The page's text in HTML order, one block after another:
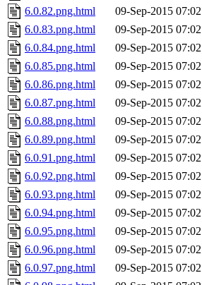
6.0.82.png.html
09-Sep-2015 07:02
6.0.83.png.html
09-Sep-2015 07:02
6.0.84.png.html
09-Sep-2015 07:02
6.0.85.png.html
09-Sep-2015 07:02
6.0.86.png.html
09-Sep-2015 07:02
6.0.87.png.html
09-Sep-2015 07:02
6.0.88.png.html
09-Sep-2015 07:02
6.0.89.png.html
09-Sep-2015 07:02
6.0.91.png.html
09-Sep-2015 07:02
6.0.92.png.html
09-Sep-2015 07:02
6.0.93.png.html
09-Sep-2015 07:02
6.0.94.png.html
09-Sep-2015 07:02
6.0.95.png.html
09-Sep-2015 07:02
6.0.96.png.html
09-Sep-2015 07:02
6.0.97.png.html
09-Sep-2015 07:02